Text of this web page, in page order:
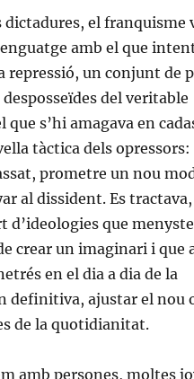
dictadures, el franquisme
amb el que
repressió, un conjunt de
del veritable
s’hi amagava en
tàctica dels opressors:
prometre un nou
al dissident. Es
d’ideologies que
crear un imaginari i que
en el dia a dia de la
definitiva, ajustar el nou
de la quotidianitat.
amb persones, moltes